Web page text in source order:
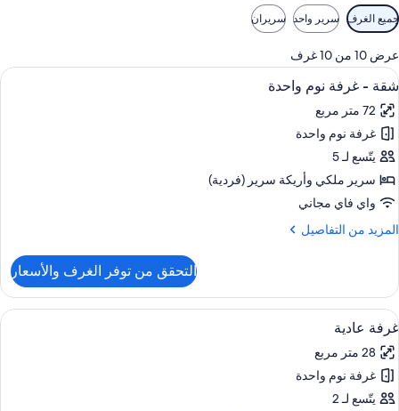
عوامل
التصفية
المتاحة
للغرف
جميع الغرف سرير واحد سريران
عرض 10 من 10 غرف
استعراض
جميع
صور
شقة
-
غرفة
نوم
واحدة
15
شقة - غرفة نوم واحدة
72 متر مربع
غرفة نوم واحدة
يتّسع لـ 5
سرير ملكي‫‬ وأريكة سرير (فردية)
واي فاي مجاني
المزيد من التفاصيل
المزيد
شقة
غرفة
نوم
واحدة
التحقق من توفر الغرف والأسعار
استعراض
جميع
صور
غرفة
عادية
8
غرفة عادية
28 متر مربع
غرفة نوم واحدة
يتّسع لـ 2